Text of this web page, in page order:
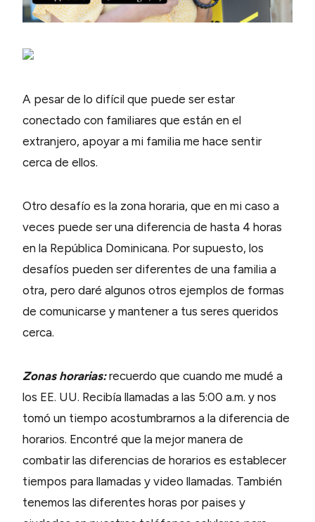
A pesar de lo difícil que puede ser estar
conectado con familiares que están en el
extranjero, apoyar a mi familia me hace sentir
cerca de ellos.
Otro desafío es la zona horaria, que en mi caso a
veces puede ser una diferencia de hasta 4 horas
en la República Dominicana. Por supuesto, los
desafíos pueden ser diferentes de una familia a
otra, pero daré algunos otros ejemplos de formas
de comunicarse y mantener a tus seres queridos
cerca.
Zonas horarias: recuerdo que cuando me mudé a
los EE. UU. Recibía llamadas a las 5:00 a.m. y nos
tomó un tiempo acostumbrarnos a la diferencia de
horarios. Encontré que la mejor manera de
combatir las diferencias de horarios es establecer
tiempos para llamadas y video llamadas. También
tenemos las diferentes horas por paises y